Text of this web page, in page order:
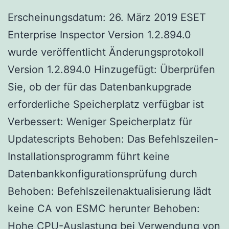
Erscheinungsdatum: 26. März 2019 ESET
Enterprise Inspector Version 1.2.894.0
wurde veröffentlicht Änderungsprotokoll
Version 1.2.894.0 Hinzugefügt: Überprüfen
Sie, ob der für das Datenbankupgrade
erforderliche Speicherplatz verfügbar ist
Verbessert: Weniger Speicherplatz für
Updatescripts Behoben: Das Befehlszeilen-
Installationsprogramm führt keine
Datenbankkonfigurationsprüfung durch
Behoben: Befehlszeilenaktualisierung lädt
keine CA von ESMC herunter Behoben:
Hohe CPU-Auslastung bei Verwendung von